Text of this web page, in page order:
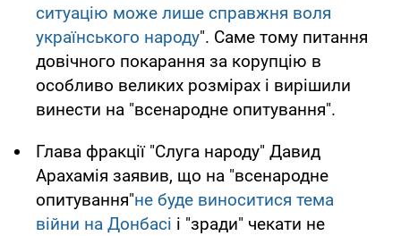
ситуацію може лише справжня воля
українського народу". Саме тому питання
довічного покарання за корупцію в
особливо великих розмірах і вирішили
винести на "всенародне опитування".
Глава фракції "Слуга народу" Давид
Арахамія заявив, що на "всенародне
опитування"не буде виноситися тема
війни на Донбасі і "зради" чекати не